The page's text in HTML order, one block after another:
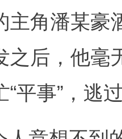
主角潘某豪
之后，他毫
“平事”，逃